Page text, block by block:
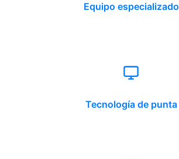
Equipo especializado
Tecnología de punta